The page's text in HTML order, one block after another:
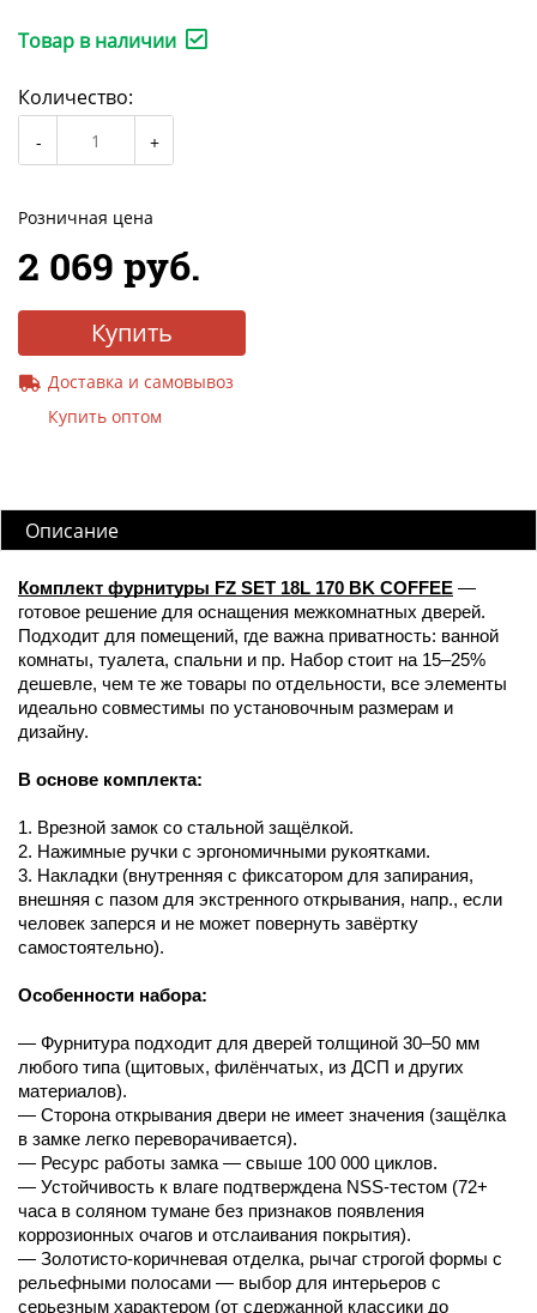
Товар в наличии
Количество:
Розничная цена
2 069 руб.
Купить
Доставка и самовывоз
Купить оптом
Описание
Комплект фурнитуры FZ SET 18L 170 BK COFFEE —
готовое решение для оснащения межкомнатных дверей.
Подходит для помещений, где важна приватность: ванной
комнаты, туалета, спальни и пр. Набор стоит на 15–25%
дешевле, чем те же товары по отдельности, все элементы
идеально совместимы по установочным размерам и
дизайну.
В основе комплекта:
1. Врезной замок со стальной защёлкой.
2. Нажимные ручки с эргономичными рукоятками.
3. Накладки (внутренняя с фиксатором для запирания,
внешняя с пазом для экстренного открывания, напр., если
человек заперся и не может повернуть завёртку
самостоятельно).
Особенности набора:
— Фурнитура подходит для дверей толщиной 30–50 мм
любого типа (щитовых, филёнчатых, из ДСП и других
материалов).
— Сторона открывания двери не имеет значения (защёлка
в замке легко переворачивается).
— Ресурс работы замка — свыше 100 000 циклов.
— Устойчивость к влаге подтверждена NSS-тестом (72+
часа в соляном тумане без признаков появления
коррозионных очагов и отслаивания покрытия).
— Золотисто-коричневая отделка, рычаг строгой формы с
рельефными полосами — выбор для интерьеров с
серьезным характером (от сдержанной классики до